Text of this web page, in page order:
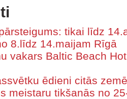
tikai līdz
8.līdz 14.maijam Rīgā
vakars Baltic Beach
ēdieni citās
meistaru tikšanās no